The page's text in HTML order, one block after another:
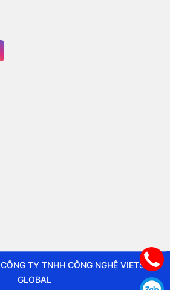
CÔNG TY TNHH CÔNG NGHỆ VIETSTAR
GLOBAL